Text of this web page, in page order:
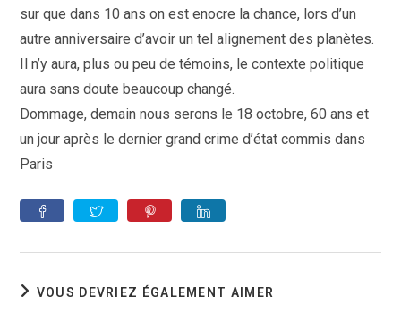
sur que dans 10 ans on est enocre la chance, lors d’un
autre anniversaire d’avoir un tel alignement des planètes.
Il n’y aura, plus ou peu de témoins, le contexte politique
aura sans doute beaucoup changé.
Dommage, demain nous serons le 18 octobre, 60 ans et
un jour après le dernier grand crime d’état commis dans
Paris
VOUS DEVRIEZ ÉGALEMENT AIMER